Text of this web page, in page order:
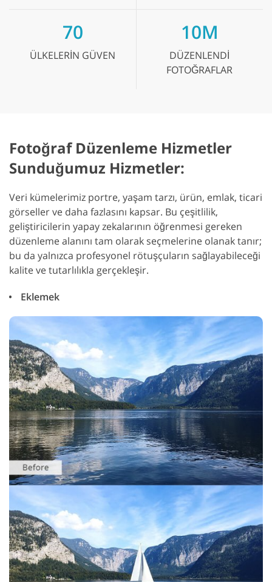
70
ÜLKELERIN GÜVEN
10M
DÜZENLENDI
FOTOĞRAFLAR
Fotoğraf Düzenleme Hizmetler
Sunduğumuz Hizmetler:
Veri kümelerimiz portre, yaşam tarzı, ürün, emlak, ticari
görseller ve daha fazlasını kapsar. Bu çeşitlilik,
geliştiricilerin yapay zekalarının öğrenmesi gereken
düzenleme alanını tam olarak seçmelerine olanak tanır;
bu da yalnızca profesyonel rötuşçuların sağlayabileceği
kalite ve tutarlılıkla gerçekleşir.
Eklemek